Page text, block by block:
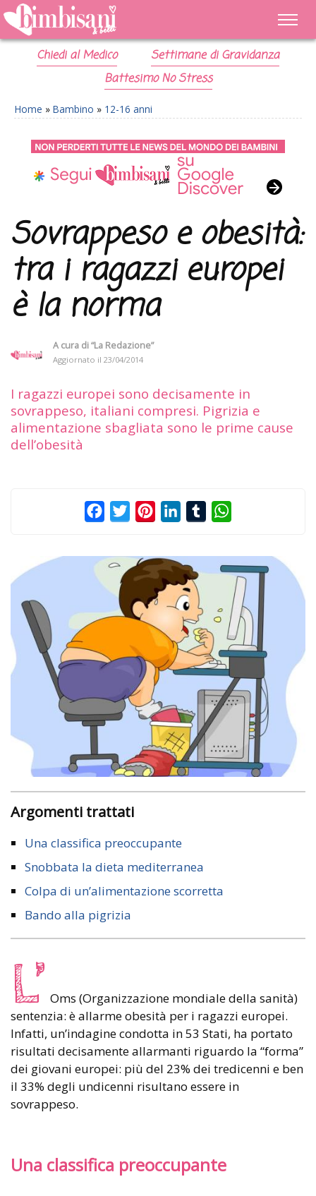
Chiedi al Medico
Settimane di Gravidanza
Battesimo No Stress
Home » Bambino » 12-16 anni
Sovrappeso e obesità:
tra i ragazzi europei
è la norma
A cura di“La Redazione”
Aggiornato il 23/04/2014
I ragazzi europei sono decisamente in
sovrappeso, italiani compresi. Pigrizia e
alimentazione sbagliata sono le prime cause
dell’obesità
FacebookTwitterPinterestLinkedInTumblr
Argomenti trattati
Una classifica preoccupante
Snobbata la dieta mediterranea
Colpa di un’alimentazione scorretta
Bando alla pigrizia
L’ Oms (Organizzazione mondiale della sanità)
sentenzia: è allarme obesità per i ragazzi europei.
Infatti, un’indagine condotta in 53 Stati, ha portato
risultati decisamente allarmanti riguardo la “forma”
dei giovani europei: più del 23% dei tredicenni e ben
il 33% degli undicenni risultano essere in
sovrappeso.
Una classifica preoccupante